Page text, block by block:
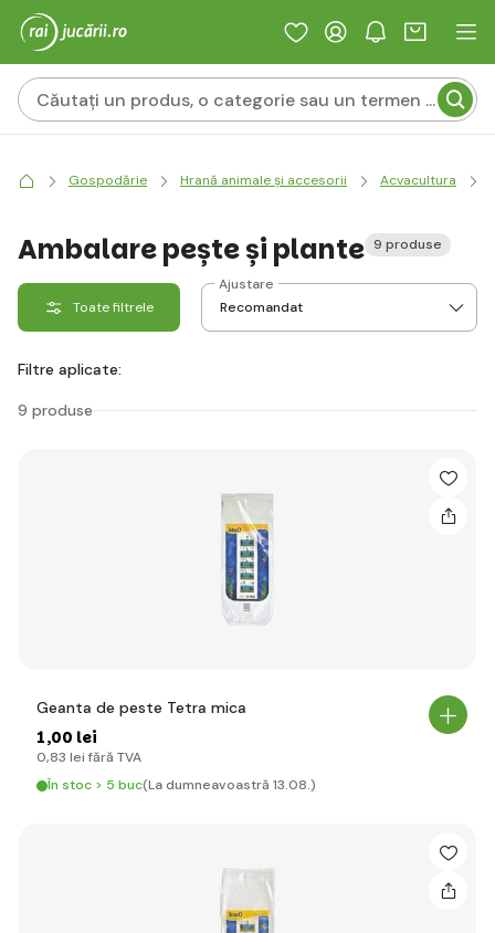
Gospodărie Hrană animale și accesorii Acvacultura
Ambalare pește și plante 9 produse
Toate filtrele
Ajustare
Filtre aplicate:
9 produse
Geanta de peste Tetra mica
1,00 lei
0,83 lei fără TVA
În stoc > 5 buc(La dumneavoastră 13.08.)